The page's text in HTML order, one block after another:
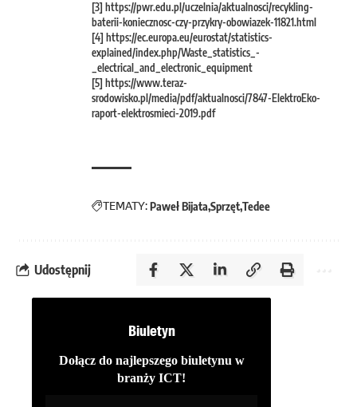
[3] https://pwr.edu.pl/uczelnia/aktualnosci/recykling-
baterii-koniecznosc-czy-przykry-obowiazek-11821.html
[4] https://ec.europa.eu/eurostat/statistics-
explained/index.php/Waste_statistics_-
_electrical_and_electronic_equipment
[5] https://www.teraz-
srodowisko.pl/media/pdf/aktualnosci/7847-ElektroEko-
raport-elektrosmieci-2019.pdf
TEMATY:Paweł Bijata SprzętTedee
Udostępnij
Biuletyn
Dołącz do najlepszego biuletynu w
branży ICT!